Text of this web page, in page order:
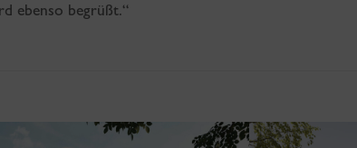
ebenso begrüßt.“